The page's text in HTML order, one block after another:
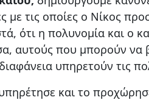
με τις οποίες ο Νίκος
ότι η πολυνομία και ο
αυτούς που μπορούν να
υπηρετούν τις
και το